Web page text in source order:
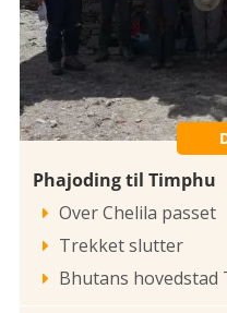
Phajoding til Timphu
 Over Chelila passet
 Trekket slutter
 Bhutans hovedstad